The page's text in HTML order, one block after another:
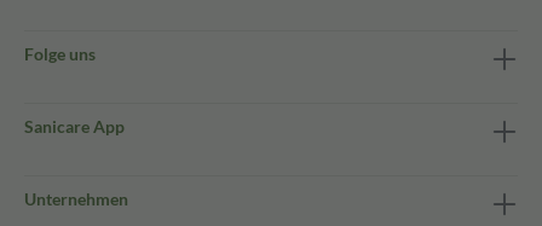
Folge uns
Sanicare App
Unternehmen